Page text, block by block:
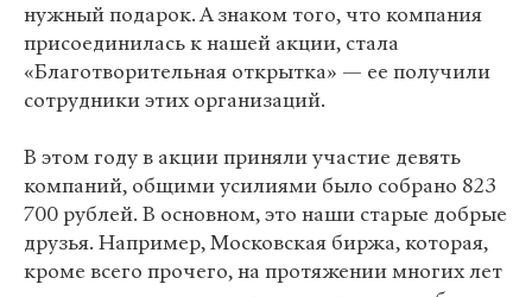
нужный подарок. А знаком того, что компания
присоединилась к нашей акции, стала
«Благотворительная открытка» — ее получили
сотрудники этих организаций.
В этом году в акции приняли участие девять
компаний, общими усилиями было собрано 823
700 рублей. В основном, это наши старые добрые
друзья. Например, Московская биржа, которая,
кроме всего прочего, на протяжении многих лет